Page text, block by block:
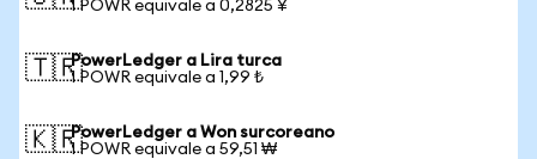
1 POWR equivale a 0,2825 ¥
🇹🇷PowerLedger a Lira turca
1 POWR equivale a 1,99 ₺
🇰🇷PowerLedger a Won surcoreano
1 POWR equivale a 59,51 ₩